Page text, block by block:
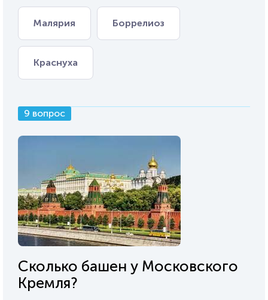
Малярия Боррелиоз
Краснуха
9 вопрос
Сколько башен у Московского
Кремля?